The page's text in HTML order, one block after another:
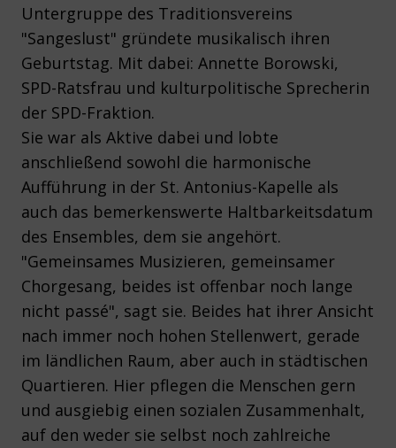
Untergruppe des Traditionsvereins
"Sangeslust" gründete musikalisch ihren
Geburtstag. Mit dabei: Annette Borowski,
SPD-Ratsfrau und kulturpolitische Sprecherin
der SPD-Fraktion.
Sie war als Aktive dabei und lobte
anschließend sowohl die harmonische
Aufführung in der St. Antonius-Kapelle als
auch das bemerkenswerte Haltbarkeitsdatum
des Ensembles, dem sie angehört.
"Gemeinsames Musizieren, gemeinsamer
Chorgesang, beides ist offenbar noch lange
nicht passé", sagt sie. Beides hat ihrer Ansicht
nach immer noch hohen Stellenwert, gerade
im ländlichen Raum, aber auch in städtischen
Quartieren. Hier pflegen die Menschen gern
und ausgiebig einen sozialen Zusammenhalt,
auf den weder sie selbst noch zahlreiche